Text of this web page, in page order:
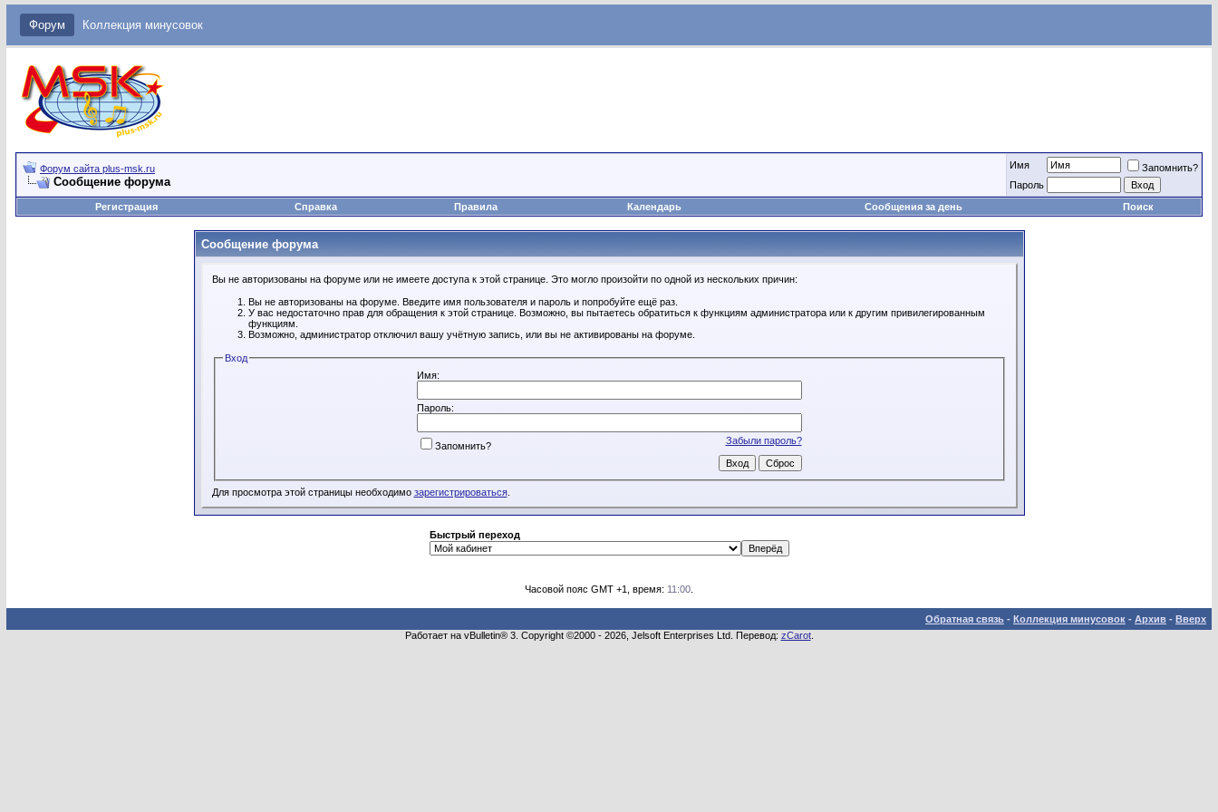
Форум Коллекция минусовок
Форум сайта plus-msk.ru
Сообщение форума
Имя
Запомнить?
Пароль
Регистрация
Справка Правила Календарь Сообщения за день Поиск
Сообщение форума
Вы не авторизованы на форуме или не имеете доступа к этой странице. Это могло произойти по одной из нескольких причин:
Вы не авторизованы на форуме. Введите имя пользователя и пароль и попробуйте ещё раз.
У вас недостаточно прав для обращения к этой странице. Возможно, вы пытаетесь обратиться к функциям администратора или к другим привилегированным
функциям.
Возможно, администратор отключил вашу учётную запись, или вы не активированы на форуме.
Вход
Имя:
Пароль:
Забыли пароль?
Запомнить?
Для просмотра этой страницы необходимо зарегистрироваться.
Быстрый переход
Часовой пояс GMT +1, время: 11:00
Обратная связь - Коллекция минусовок - Архив - Вверх
Работает на vBulletin® 3. Copyright ©2000 - 2026, Jelsoft Enterprises Ltd. Перевод: zCarot.